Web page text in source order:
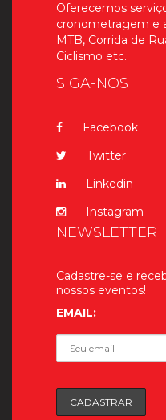
Oferecemos
cronometragem e
MTB, Corrida de
Ciclismo etc.
SIGA-NOS
Facebook
Twitter
Linkedin
Instagram
NEWSLETTER
Cadastre-se e
nossos eventos!
EMAIL: